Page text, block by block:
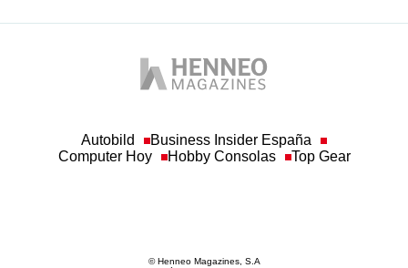
Autobild
Business Insider España
Computer Hoy
Hobby Consolas Top Gear
© Henneo Magazines, S.A